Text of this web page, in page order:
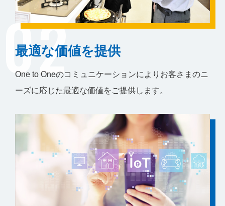
02
最適な価値を提供
One to Oneのコミュニケーションによりお客さまのニ
ーズに応じた最適な価値をご提供します。